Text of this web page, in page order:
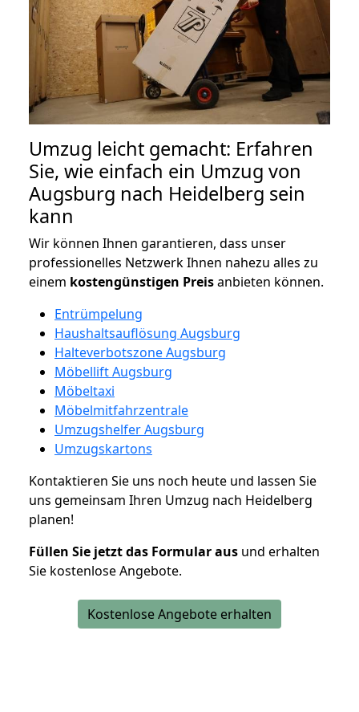
Umzug leicht gemacht: Erfahren
Sie, wie einfach ein Umzug von
Augsburg nach Heidelberg sein
kann
Wir können Ihnen garantieren, dass unser
professionelles Netzwerk Ihnen nahezu alles zu
einem kostengünstigen Preisanbieten können.
Entrümpelung
Haushaltsauflösung Augsburg
Halteverbotszone Augsburg
Möbellift Augsburg
Möbeltaxi
Möbelmitfahrzentrale
Umzugshelfer Augsburg
Umzugskartons
Kontaktieren Sie uns noch heute und lassen Sie
uns gemeinsam Ihren Umzug nach Heidelberg
planen!
Füllen Sie jetzt das Formular aus und erhalten
Sie kostenlose Angebote.
Kostenlose Angebote erhalten